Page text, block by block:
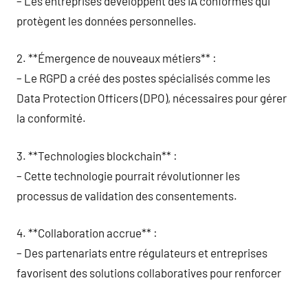
protègent les données personnelles.
2. **Émergence de nouveaux métiers** :
– Le RGPD a créé des postes spécialisés comme les
Data Protection Officers (DPO), nécessaires pour gérer
la conformité.
3. **Technologies blockchain** :
– Cette technologie pourrait révolutionner les
processus de validation des consentements.
4. **Collaboration accrue** :
– Des partenariats entre régulateurs et entreprises
favorisent des solutions collaboratives pour renforcer